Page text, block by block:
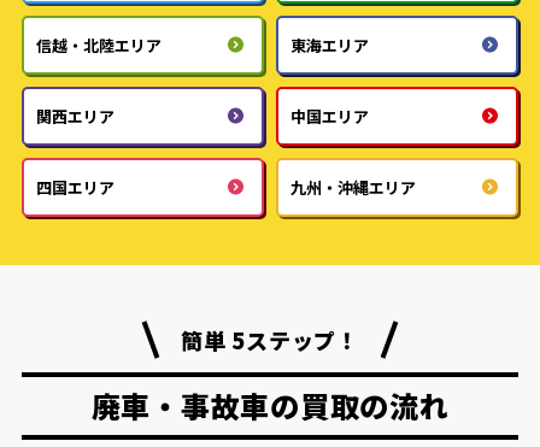
信越・北陸エリア 東海エリア
関西エリア 中国エリア
四国エリア 九州・沖縄エリア
簡単 5ステップ！
廃車・事故車の買取の流れ